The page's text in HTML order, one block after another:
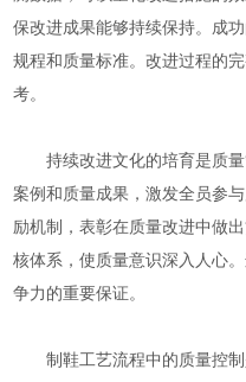
保改进成果能够持续保持。成
规程和质量标准。改进过程的
考。
持续改进文化的培育是质量
案例和质量成果，激发全员参
励机制，表彰在质量改进中做
核体系，使质量意识深入人心
争力的重要保证。
制鞋工艺流程中的质量控制